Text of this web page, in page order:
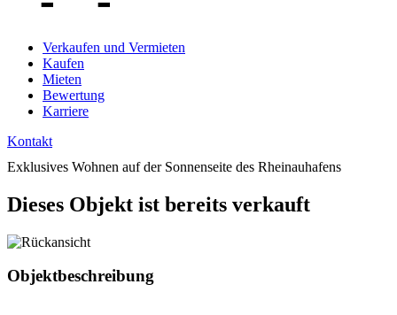
Verkaufen und Vermieten
Kaufen
Mieten
Bewertung
Karriere
Kontakt
Exklusives Wohnen auf der Sonnenseite des Rheinauhafens
Dieses Objekt ist bereits verkauft
Objektbeschreibung